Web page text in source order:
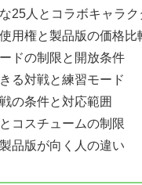
25人とコラボキャラク
用権と製品版の価格比
ドの制限と開放条件
る対戦と練習モード
の条件と対応範囲
コスチュームの制限
品版が向く人の違い